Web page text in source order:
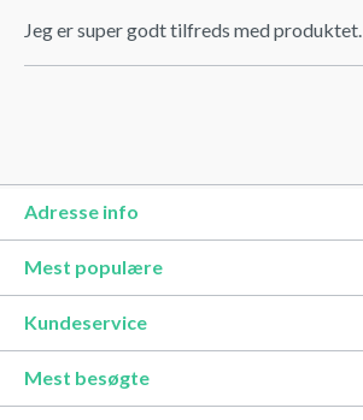
Jeg er super godt tilfreds med produktet.
Adresse info
Mest populære
Kundeservice
Mest besøgte